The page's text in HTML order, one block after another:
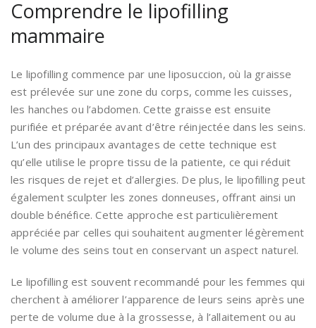
Comprendre le lipofilling
mammaire
Le lipofilling commence par une liposuccion, où la graisse
est prélevée sur une zone du corps, comme les cuisses,
les hanches ou l’abdomen. Cette graisse est ensuite
purifiée et préparée avant d’être réinjectée dans les seins.
L’un des principaux avantages de cette technique est
qu’elle utilise le propre tissu de la patiente, ce qui réduit
les risques de rejet et d’allergies. De plus, le lipofilling peut
également sculpter les zones donneuses, offrant ainsi un
double bénéfice. Cette approche est particulièrement
appréciée par celles qui souhaitent augmenter légèrement
le volume des seins tout en conservant un aspect naturel.
Le lipofilling est souvent recommandé pour les femmes qui
cherchent à améliorer l’apparence de leurs seins après une
perte de volume due à la grossesse, à l’allaitement ou au